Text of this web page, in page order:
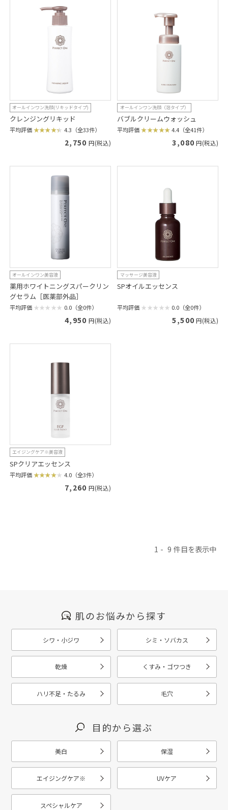
オールインワン洗顔(リキッドタイプ)
クレンジングリキッド
平均評価 4.3（全33件）
2,750 円(税込)
オールインワン洗顔（泡タイプ）
バブルクリームウォッシュ
平均評価 4.4（全41件）
3,080 円(税込)
オールインワン美容液
薬用ホワイトニングスパークリン
グセラム［医薬部外品］
平均評価 0.0（全0件）
4,950 円(税込)
マッサージ美容液
SPオイルエッセンス
平均評価 0.0（全0件）
5,500 円(税込)
エイジングケア※美容液
SPクリアエッセンス
平均評価 4.0（全3件）
7,260 円(税込)
1 9
肌のお悩みから探す
シワ・小ジワ シミ・ソバカス
乾燥 くすみ・ゴワつき
ハリ不足・たるみ 毛穴
目的から選ぶ
美白 保湿
エイジングケア※ UVケア
スペシャルケア